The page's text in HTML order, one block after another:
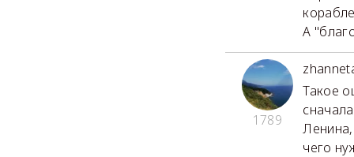
А
1789
Такое
чего